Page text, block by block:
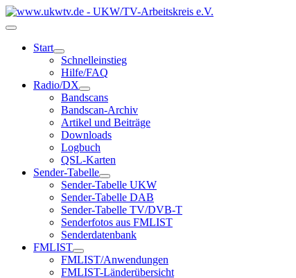
Start
Schnelleinstieg
Hilfe/FAQ
Radio/DX
Bandscans
Bandscan-Archiv
Artikel und Beiträge
Downloads
Logbuch
QSL-Karten
Sender-Tabelle
Sender-Tabelle UKW
Sender-Tabelle DAB
Sender-Tabelle TV/DVB-T
Senderfotos aus FMLIST
Senderdatenbank
FMLIST
FMLIST/Anwendungen
FMLIST-Länderübersicht